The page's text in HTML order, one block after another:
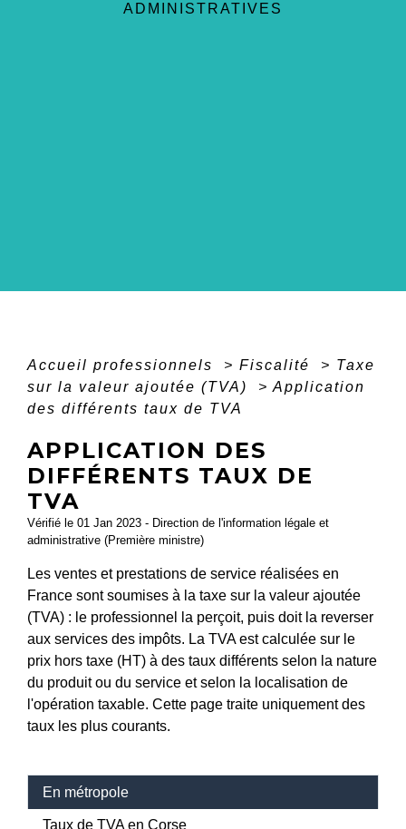
ADMINISTRATIVES
Accueil professionnels > Fiscalité > Taxe
sur la valeur ajoutée (TVA)
> Application
des différents taux de TVA
APPLICATION DES
DIFFÉRENTS TAUX DE
TVA
Vérifié le 01 Jan 2023 - Direction de l'information légale et
administrative (Première ministre)
Les ventes et prestations de service réalisées en
France sont soumises à la taxe sur la valeur ajoutée
(TVA) : le professionnel la perçoit, puis doit la reverser
aux services des impôts. La TVA est calculée sur le
prix hors taxe (HT) à des taux différents selon la nature
du produit ou du service et selon la localisation de
l'opération taxable. Cette page traite uniquement des
taux les plus courants.
En métropole
Taux de TVA en Corse